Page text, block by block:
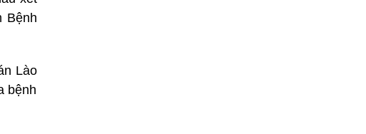
Bệnh
Lào
bệnh